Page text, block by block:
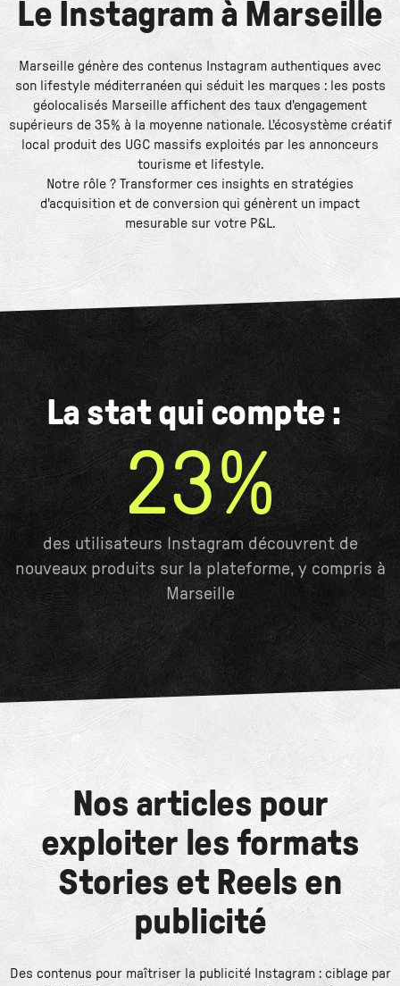
Le Instagram à Marseille
Marseille génère des contenus Instagram authentiques avec
son lifestyle méditerranéen qui séduit les marques : les posts
géolocalisés Marseille affichent des taux d'engagement
supérieurs de 35% à la moyenne nationale. L'écosystème créatif
local produit des UGC massifs exploités par les annonceurs
tourisme et lifestyle.
Notre rôle ? Transformer ces insights en stratégies
d'acquisition et de conversion qui génèrent un impact
mesurable sur votre P&L.
La stat qui compte :
23%
des utilisateurs Instagram découvrent de
nouveaux produits sur la plateforme, y compris à
Marseille
Nos articles pour
exploiter les formats
Stories et Reels en
publicité
Des contenus pour maîtriser la publicité Instagram : ciblage par